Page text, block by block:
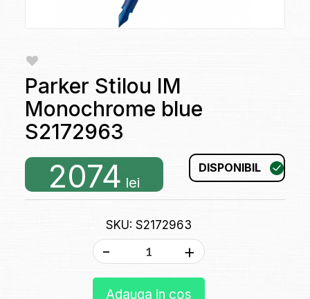
Parker Stilou IM
Monochrome blue
S2172963
2074 lei
DISPONIBIL
SKU: S2172963
- +
Adauga in cos